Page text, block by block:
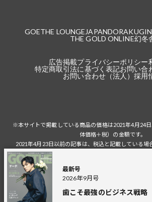
最新号
2026年9月号
歯こそ最強のビジネス戦略
GOETHE LOUNGE JAPANDORAKU
THE GOLD ONLINE幻冬
広告掲載プライバシーポリシー
特定商取引法に基づく表記お問い合
お問い合わせ（法人）採用
※本サイトで掲載している商品の価格は2021年4月24
体価格＋税）の金額です。
2021年4月23日以前の記事は、税込と記載している場
税込の場合の税額は掲載当時の税率に準